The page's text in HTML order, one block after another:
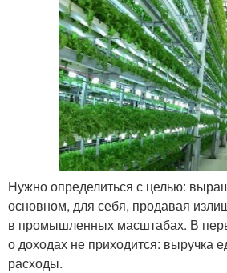
Нужно определиться с целью:
основном, для себя, продавая
в промышленных масштабах. В
о доходах не приходится: выручка
расходы.